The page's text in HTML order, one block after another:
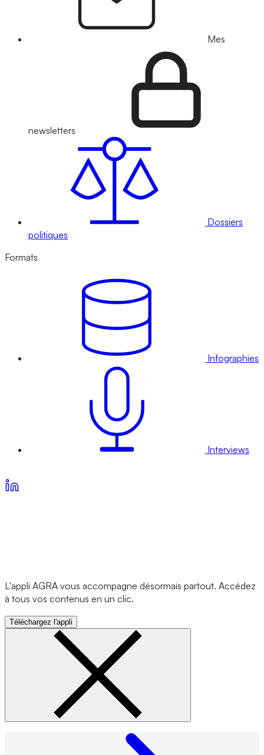
Mes
newsletters
Dossiers
politiques
Formats
Infographies
Interviews
L'appli AGRA vous accompagne désormais partout. Accédez
à tous vos contenus en un clic.
Téléchargez l'appli